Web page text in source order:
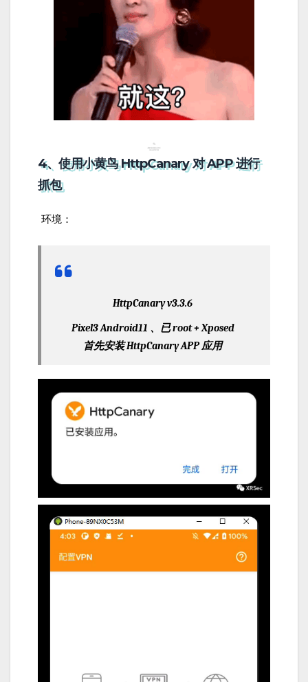
4、使用小黄鸟 HttpCanary 对 APP 进行
抓包
环境：
HttpCanary v3.3.6
Pixel3 Android11 、已 root + Xposed
首先安装 HttpCanary APP 应用